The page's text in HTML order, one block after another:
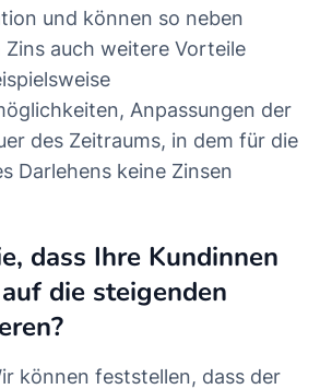
und können so neben
auch weitere Vorteile
Anpassungen der
des Zeitraums, in dem für die
Darlehens keine Zinsen
dass Ihre Kundinnen
die steigenden
können feststellen, dass der